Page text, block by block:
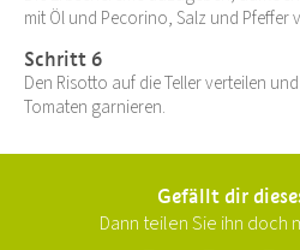
mit Öl und Pecorino, Salz und Pfeffer
Schritt 6
Den Risotto auf die Teller verteilen
Tomaten garnieren.
Gefällt dir
Dann teilen Sie ihn doch